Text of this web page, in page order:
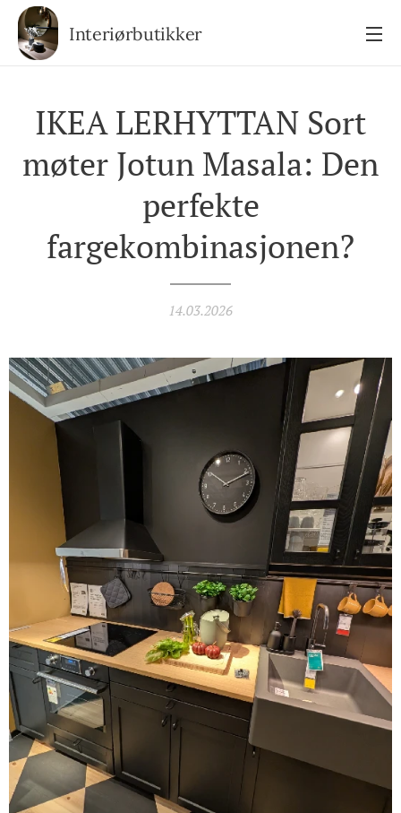
Interiørbutikker
IKEA LERHYTTAN Sort
møter Jotun Masala: Den
perfekte
fargekombinasjonen?
14.03.2026